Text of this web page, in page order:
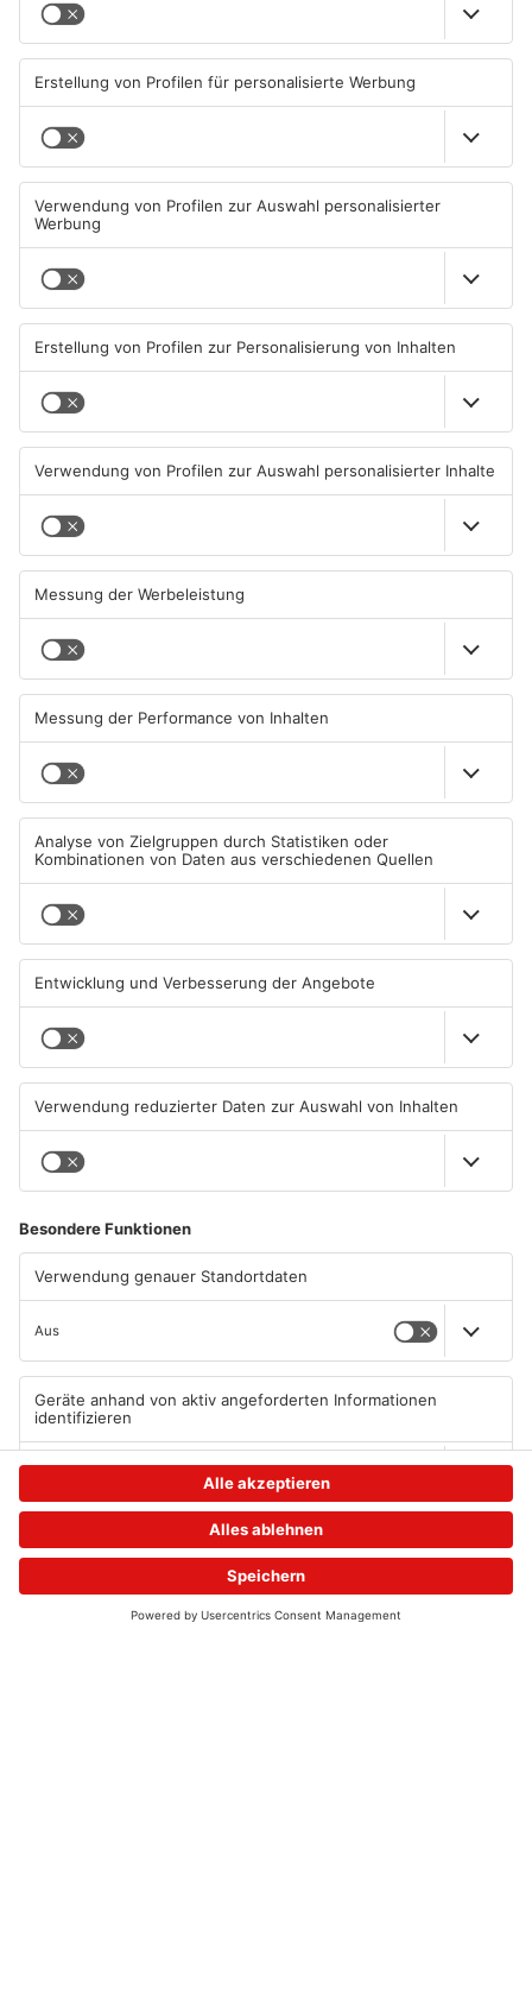
Goldbach kürt seine besten
Arschbomben-Springer
08.08.2026, 15:55 UHR IN KREIS
ASCHAFFENBURG
Wir feiern 25 Jahre
Alzenauer Stadtfest
08.08.2026, 00:05 UHR IN KREIS
Kahlgrund-Gemeinden
wollen künftig enger
zusammenarbeiten
ASCHAFFENBURG
beim Alzenauer Stadtfest
wegen Trockenheit
07.08.2026, 08:15 UHR IN KREIS
TOPNEWS
Neue Baugrundstücke für
junge Familien in
Heimbuchenthal?
06.08.2026, 11:39 UHR IN KREIS
ASCHAFFENBURG
Tante Enso übernimmt
einzigen Supermarkt in
Pflaumheim